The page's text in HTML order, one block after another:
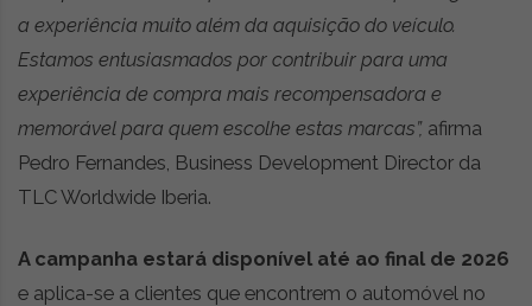
a experiência muito além da aquisição do veículo.
Estamos entusiasmados por contribuir para uma
experiência de compra mais recompensadora e
memorável para quem escolhe estas marcas”, afirma
Pedro Fernandes, Business Development Director da
TLC Worldwide Iberia.
A campanha estará disponível até ao final de 2026
e aplica-se a clientes que encontrem o automóvel no